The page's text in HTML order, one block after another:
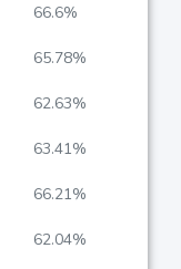
66.6%
65.78%
62.63%
63.41%
66.21%
62.04%